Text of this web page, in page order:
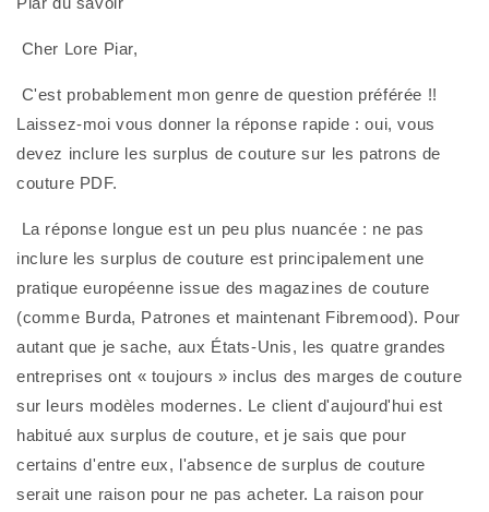
Cher Lore Piar,
Laissez-moi vous donner la réponse rapide : oui, vous
devez inclure les surplus de couture sur les patrons de
couture PDF.
inclure les surplus de couture est principalement une
pratique européenne issue des magazines de couture
(comme Burda, Patrones et maintenant Fibremood). Pour
autant que je sache, aux États-Unis, les quatre grandes
entreprises ont « toujours » inclus des marges de couture
sur leurs modèles modernes. Le client d'aujourd'hui est
habitué aux surplus de couture, et je sais que pour
certains d'entre eux, l'absence de surplus de couture
serait une raison pour ne pas acheter. La raison pour